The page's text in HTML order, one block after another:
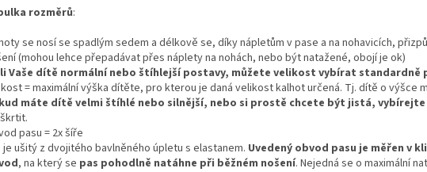
rozměrů:
se nosí se spadlým sedem a délkově se, díky nápletům v pase a na nohavicích,
(mohou lehce přepadávat přes náplety na nohách, nebo být natažené, obojí je ok)
Vaše dítě normální nebo štíhlejší postavy, můžete velikost vybírat standardně
= maximální výška dítěte, pro kterou je daná velikost kalhot určená. Tj. dítě o výšce
máte dítě velmi štíhlé nebo silnější, nebo si prostě chcete být jistá,
pasu = 2x šíře
je ušitý z dvojitého bavlněného úpletu s elastanem. Uvedený obvod pasu je měřen v
, na který se pas pohodlně natáhne při běžném nošení. Nejedná se o maximální